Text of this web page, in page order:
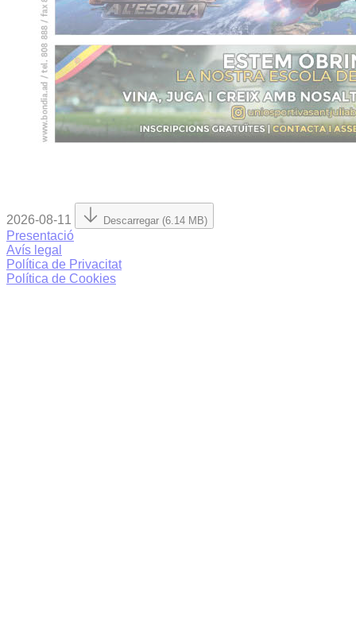
2026-08-11 Descarregar (6.14 MB)
Presentació
Avís legal
Política de Privacitat
Política de Cookies